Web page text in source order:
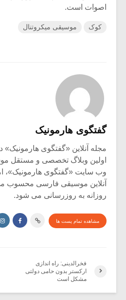
اصوات است.
کوک موسیقی میکروتنال
گفتگوی هارمونیک
اولین وبلاگ تخصصی و مستقل
وب سایت «گفتگوی هارمونیک»،
آنلاین موسیقی فارسی محسوب
روزانه به روزرسانی می شود.
مشاهده تمام پست ها
فخرالدینی: راه اندازی
ارکستر بدون حامی دولتی
مشکل است